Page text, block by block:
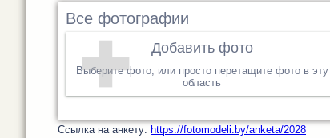
Все фотографии
Добавить фото
Выберите фото, или просто перетащите фото в эту
область
Cсылка на анкету: https://fotomodeli.by/anketa/2028